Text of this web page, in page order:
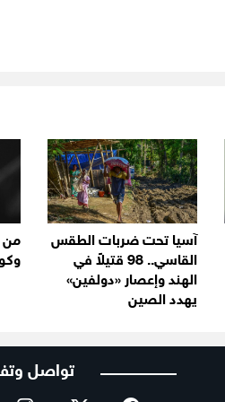
آسيا تحت ضربات الطقس
القاسي.. 98 قتيلاً في
الهند وإعصار «دولفين»
يهدد الصين
من
تواصل